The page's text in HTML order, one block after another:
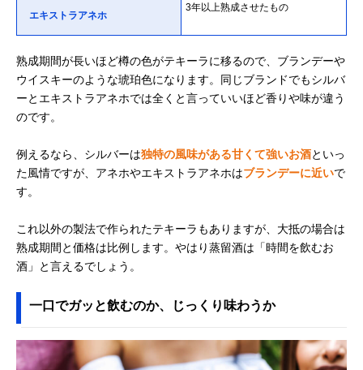
エキストラアネホ
3年以上熟成させたもの
熟成期間が長いほど樽の色がテキーラに移るので、ブランデーや
ウイスキーのような琥珀色になります。同じブランドでもシルバ
ーとエキストラアネホでは全くと言っていいほど香りや味が違う
のです。
例えるなら、シルバーは独特の風味がある甘くて強いお酒といっ
た風情ですが、アネホやエキストラアネホはブランデーに近いで
す。
これ以外の製法で作られたテキーラもありますが、大抵の場合は
熟成期間と価格は比例します。やはり蒸留酒は「時間を飲むお
酒」と言えるでしょう。
一口でガッと飲むのか、じっくり味わうか